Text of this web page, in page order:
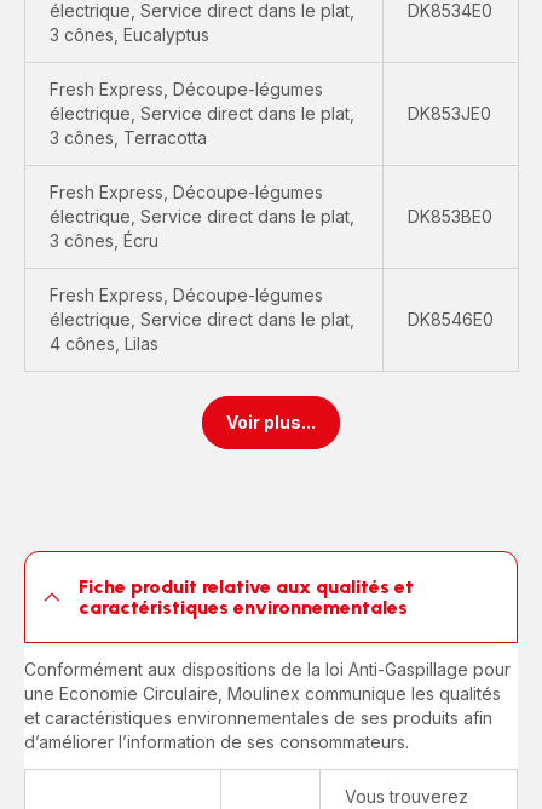
électrique, Service direct dans le plat,
3 cônes, Eucalyptus
DK8534E0
Fresh Express, Découpe-légumes
électrique, Service direct dans le plat,
3 cônes, Terracotta
DK853JE0
Fresh Express, Découpe-légumes
électrique, Service direct dans le plat,
3 cônes, Écru
DK853BE0
Fresh Express, Découpe-légumes
électrique, Service direct dans le plat,
4 cônes, Lilas
DK8546E0
Voir plus...
Fiche produit relative aux qualités et
caractéristiques environnementales
Conformément aux dispositions de la loi Anti-Gaspillage pour
une Economie Circulaire, Moulinex communique les qualités
et caractéristiques environnementales de ses produits afin
d’améliorer l’information de ses consommateurs.
Vous trouverez